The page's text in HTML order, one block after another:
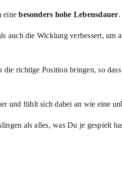
einebesonders hohe Lebensdauer.
auch die Wicklung verbessert, um
richtige Position bringen, so
und fühlt sich dabei an wie eine
als alles, was Du je gespielt